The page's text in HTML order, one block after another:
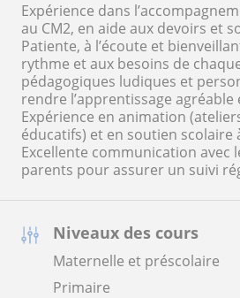
Niveaux des cours
Maternelle et préscolaire
Primaire
Expérience dans
au CM2, en aide aux devoirs et
Patiente, à l’écoute et
rythme et aux besoins de
pédagogiques ludiques et
rendre l’apprentissage agréable
Expérience en animation
éducatifs) et en soutien scolaire
Excellente communication avec
parents pour assurer un suivi